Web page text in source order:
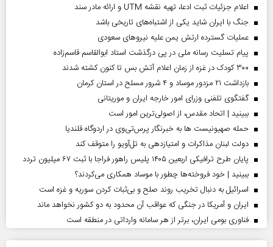
اعلام جزئیات ثبت ادعا، تهیه نقشه UTM و ارائه مادر سند
جنگ با ایران شاید یکی از اشتباه‌های تاریخی باشد
عملیات گسترده ارتش یمن علیه نیروهای سعودی
پیام تسلیت رسانه ملی در پی درگذشت استاد ابوالقاسم قاسم‌زاده
۳۰۰ کودک در غزه از زمان اعلام آتش بس تا کنون کشته شدند
بازداشت ۲۱ مزدور موساد و ۴ شرور مسلح در استان کرمان
گفتگوی تلفنی وزرای امور خارجه ایران و موریتانی
ببینید | اتحاد مقدس، از اصولی‌ترین امور است
حمله صهیونیست ها به خبرنگار پرس‌تی‌وی در اردوگاه قلندیا
دولت لبنان مذاکرات و امتیازدهی به تل‌آویو را متوقف کند
پایان طرح ترافیکی اربعین ۱۴۰۵ پلیس راهور فراجا با ثبت ۶۷ میلیون تردد
ببینید | خود فروخته‌ها چطور با موساد همکاری می‌کردند؟
اسرائیل به دنبال تخریب روند صلح و بی‌ثبات کردن سوریه و غزه است
ایران و آمریکا در جنگی که عواقب آن محدود به دو کشور نخواهد ماند
فناوری بومی ایران، برتر از هر سامانه وارداتی در منطقه است